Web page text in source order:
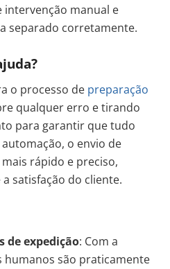
intervenção manual e
separado corretamente.
o processo de preparação
qualquer erro e tirando
para garantir que tudo
o envio de
rápido e preciso,
satisfação do cliente.
de expedição: Com a
humanos são praticamente